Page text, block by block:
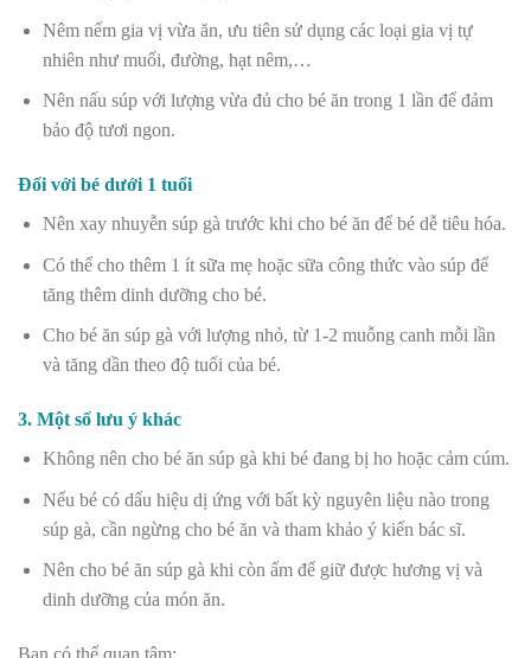
Nêm nếm gia vị vừa ăn, ưu tiên sử dụng các loại gia vị tự
nhiên như muối, đường, hạt nêm,…
Nên nấu súp với lượng vừa đủ cho bé ăn trong 1 lần để đảm
bảo độ tươi ngon.
Đối với bé dưới 1 tuổi
Nên xay nhuyễn súp gà trước khi cho bé ăn để bé dễ tiêu hóa.
Có thể cho thêm 1 ít sữa mẹ hoặc sữa công thức vào súp để
tăng thêm dinh dưỡng cho bé.
Cho bé ăn súp gà với lượng nhỏ, từ 1-2 muỗng canh mỗi lần
và tăng dần theo độ tuổi của bé.
3. Một số lưu ý khác
Không nên cho bé ăn súp gà khi bé đang bị ho hoặc cảm cúm.
Nếu bé có dấu hiệu dị ứng với bất kỳ nguyên liệu nào trong
súp gà, cần ngừng cho bé ăn và tham khảo ý kiến bác sĩ.
Nên cho bé ăn súp gà khi còn ấm để giữ được hương vị và
dinh dưỡng của món ăn.
Bạn có thể quan tâm: